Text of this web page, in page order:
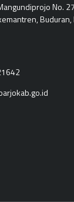
No.